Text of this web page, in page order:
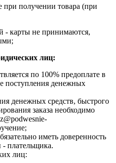
при получении товара (при
- карты не принимаются,
лиц:
по 100% предоплате в
поступления денежных
денежных средств, быстрого
заказа необходимо
иметь доверенность
- плательщика.
лиц: